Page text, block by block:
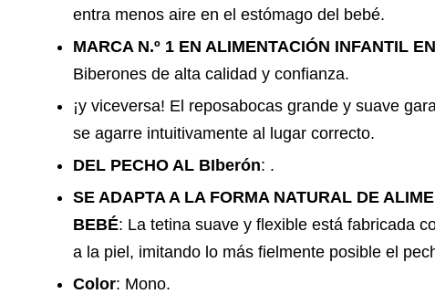
entra menos aire en el estómago del bebé.
MARCA N.º 1 EN ALIMENTACIÓN INFANTIL
Biberones de alta calidad y confianza.
¡y viceversa! El reposabocas grande y suave
se agarre intuitivamente al lugar correcto.
DEL PECHO AL BIberón: .
SE ADAPTA A LA FORMA NATURAL DE
BEBÉ: La tetina suave y flexible está fabricada
a la piel, imitando lo más fielmente posible el
Color: Mono.